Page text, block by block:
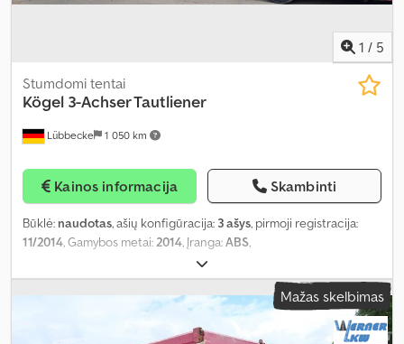
1 / 5
Lübbecke 1 050 km
Stumdomi tentai
Kögel 3-Achser Tautliener
Kainos informacija Skambinti
Būklė: naudotas, ašių konfigūracija: 3 ašys, pirmoji registracija:
11/2014, Gamybos metai:2014, Įranga:ABS,
Mažas skelbimas